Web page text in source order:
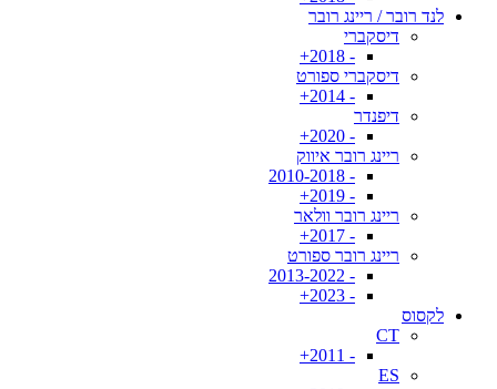
לנד רובר / ריינג רובר
דיסקברי
- 2018+
דיסקברי ספורט
- 2014+
דיפנדר
- 2020+
ריינג רובר איווק
- 2010-2018
- 2019+
ריינג רובר וולאר
- 2017+
ריינג רובר ספורט
- 2013-2022
- 2023+
לקסוס
CT
- 2011+
ES